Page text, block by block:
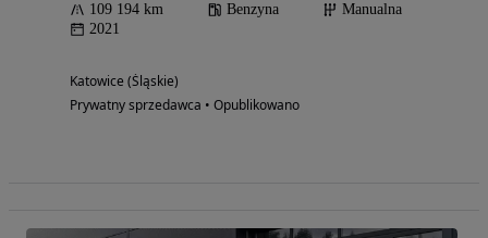
109 194 km Benzyna
Manualna
2021
Katowice (Śląskie)
Prywatny sprzedawca • Opublikowano